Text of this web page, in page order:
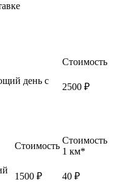
Стоимость
день с
2500 ₽
Стоимость
Стоимость
1 км*
1500 ₽
40 ₽